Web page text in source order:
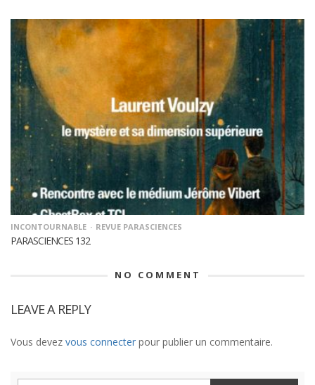
INCONTOURNABLE REVUE PARASCIENCES
PARASCIENCES 132
NO COMMENT
LEAVE A REPLY
Vous devez vous connecter pour publier un commentaire.